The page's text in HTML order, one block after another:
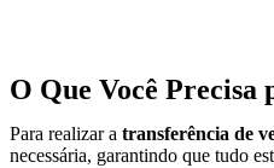
O Que Você
Para realizar a transferência de
necessária, garantindo que tudo